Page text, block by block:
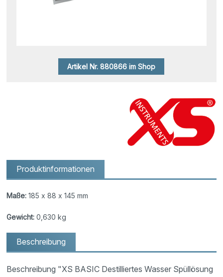
Artikel Nr. 880866 im Shop
Produktinformationen
Maße: 185 x 88 x 145 mm
Gewicht: 0,630 kg
Beschreibung
Beschreibung "XS BASIC Destilliertes Wasser Spüllösung